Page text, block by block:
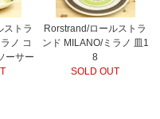
ストラ
ノ コ
ーサー
Rorstrand/ロールストラ
ンド MILANO/ミラノ 皿1
8
SOLD OUT